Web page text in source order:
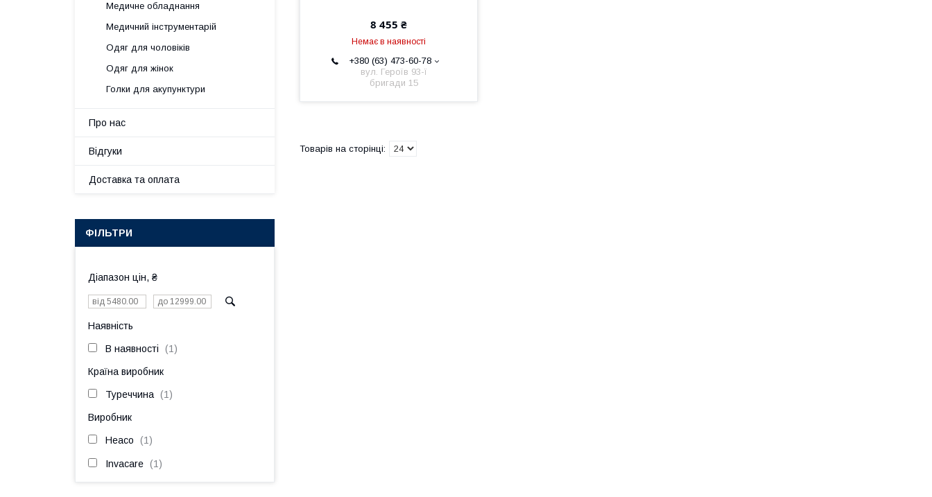
8 455 ₴
Немає в наявності
+380 (63) 473-60-78
вул. Героїв 93-ї
бригади 15
Медичне обладнання
Медичний інструментарій
Одяг для чоловіків
Одяг для жінок
Голки для акупунктури
Про нас
Відгуки
Доставка та оплата
ФІЛЬТРИ
Діапазон цін, ₴
Наявність
В наявності 1
Країна виробник
Туреччина 1
Виробник
Heaco 1
Invacare 1